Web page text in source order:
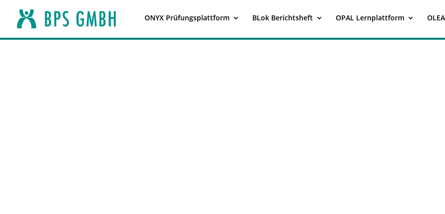
ONYX Prüfungsplattform BLok Berichtsheft OPAL Lernplattform